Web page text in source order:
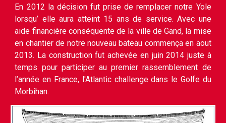
En 2012 la décision fut prise de remplacer notre Yole
lorsqu’ elle aura atteint 15 ans de service. Avec une
aide financière conséquente de la ville de Gand, la mise
en chantier de notre nouveau bateau commença en aout
2013. La construction fut achevée en juin 2014 juste à
temps pour participer au premier rassemblement de
l’année en France, l'Atlantic challenge dans le Golfe du
Morbihan.